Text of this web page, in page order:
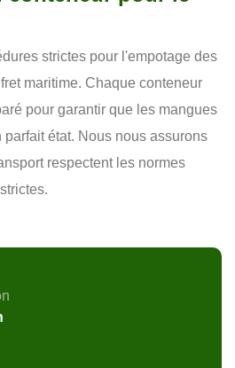
strictes pour l'empotage des
maritime. Chaque conteneur
pour garantir que les mangues
état. Nous nous assurons
respectent les normes